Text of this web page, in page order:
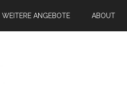
WEITERE ANGEBOTE ABOUT